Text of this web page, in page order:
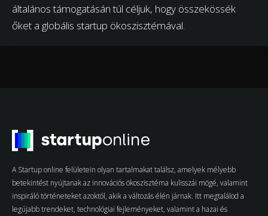
általános támogatásán túl céljuk, hogy összekössék
őket a globális startup ökoszisztémával.
A Startup online felületein olyan tartalmakat találsz, amelyek mélyebb
betekintést nyújtanak az innovációs ökoszisztéma kulisszái mögé, valamint
inspiráló történeteket azoktól, akik a változás élén járnak. Itt megtalálod a
legújabb trendeket, technológiai fejleményeket, valamint a hazai és